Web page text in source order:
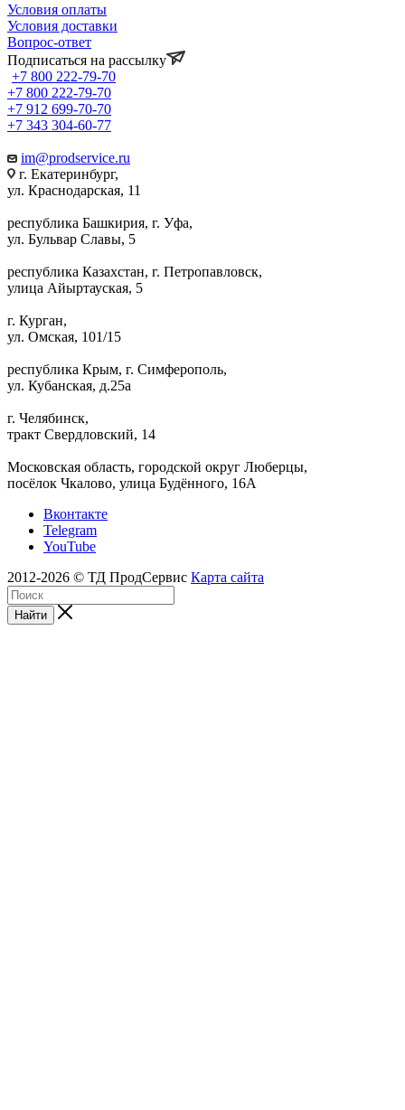
Условия оплаты
Условия доставки
Вопрос-ответ
Подписаться на рассылку
+7 800 222-79-70
+7 800 222-79-70
+7 912 699-70-70
+7 343 304-60-77
im@prodservice.ru
г. Екатеринбург,
ул. Краснодарская, 11
республика Башкирия, г. Уфа,
ул. Бульвар Славы, 5
республика Казахстан, г. Петропавловск,
улица Айыртауская, 5
г. Курган,
ул. Омская, 101/15
республика Крым, г. Симферополь,
ул. Кубанская, д.25а
г. Челябинск,
тракт Свердловский, 14
Московская область, городской округ Люберцы,
посёлок Чкалово, улица Будённого, 16А
Вконтакте
Telegram
YouTube
2012-2026 © ТД ПродСервис Карта сайта
Найти